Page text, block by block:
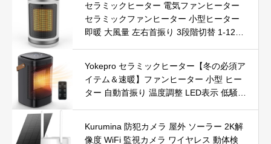
録画 IP66防水 遠隔操作
セラミックヒーター 電気ファンヒーター
セラミックファンヒーター 小型ヒーター
即暖 大風量 左右首振り 3段階切替 1-12時
SE認証済 暖房器具
Yokepro セラミックヒーター【冬の必須ア
イテム＆速暖】ファンヒーター 小型 ヒー
ター 自動首振り 温度調整 LED表示 低騒音
護【タイマー機能】【リモコン付き】 持
Kurumina 防犯カメラ 屋外 ソーラー 2K解
像度 WiFi 監視カメラ ワイヤレス 動体検